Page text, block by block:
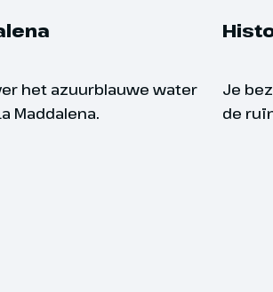
het azuurblauwe water
Maddalena.
Je
de
Vanochtend rijden
typische granieten
gelijkenissen toont
Bellavista (€) dat
centrum bestaat
kleine winkeltjes
Minimum